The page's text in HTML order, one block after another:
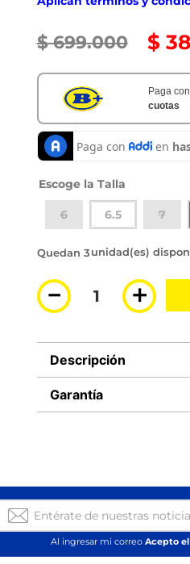
$ 699.000 $
Paga con
cuotas
Talla
6 6.5 7
3 disponibles
＋
－
Descripción
Garantía
Al ingresar mi correo Acepto